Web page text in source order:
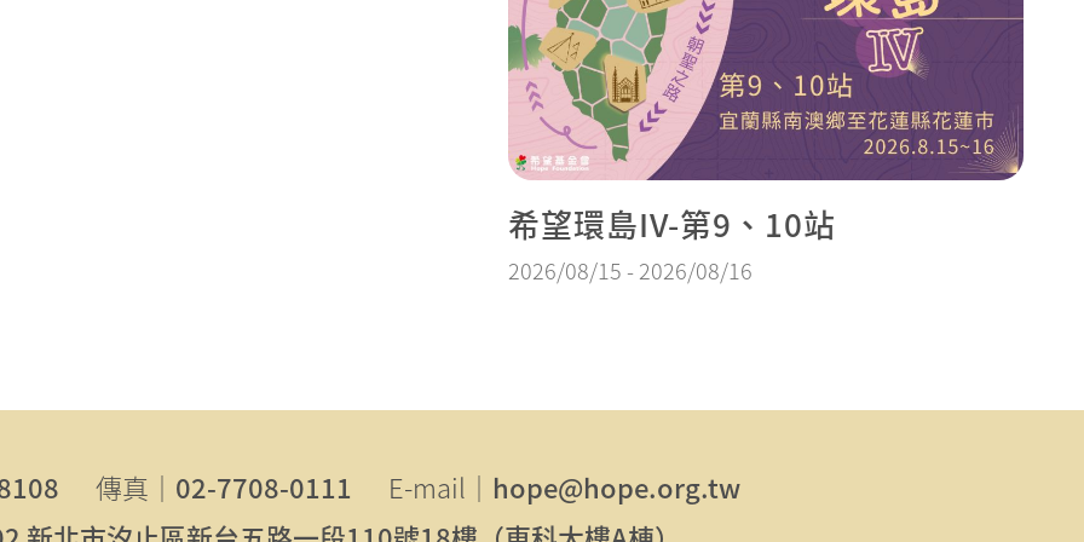
希望環島IV-第9、10站
2026/08/15 - 2026/08/16
傳真｜ 02-7708-0111 E-mail｜ hope@hope.org.tw